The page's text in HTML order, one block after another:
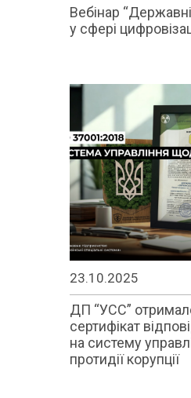
Вебінар “Державні
у сфері
23.10.2025
ДП “УСС”
сертифікат
на систему
протидії корупції